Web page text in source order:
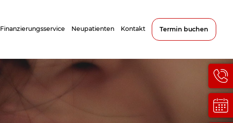
Finanzierungsservice Neupatienten Kontakt Termin buchen